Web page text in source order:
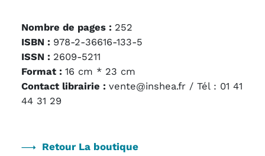
Nombre de pages : 252
ISBN : 978-2-36616-133-5
ISSN : 2609-5211
Format : 16 cm * 23 cm
Contact librairie : vente@inshea.fr / Tél : 01 41
44 31 29
Retour La boutique